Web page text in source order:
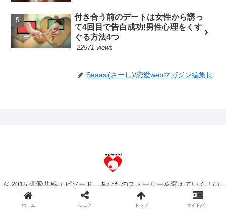
付き合う前のデートは女性から誘っ
て4回目で告白成功!男性心理をくす
ぐる方法4つ
22571 views
Saaasi(さーし)/恋愛webマガジン編集長
© 2015 恋愛共感エピソード。あなたのストーリーを変えていく！/エ
ピロイド[epiroid].
ホーム シェア トップ サイドバー